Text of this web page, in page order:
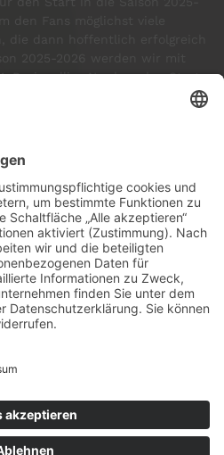
die dann hoffentlich erfolgreich
Regionalliga Nord an den Start
2026 @ 21:22
60 RED DEVILS
Cookie-Einstellungen